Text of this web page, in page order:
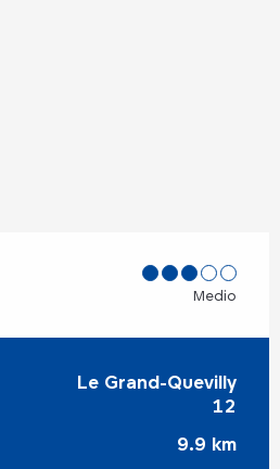
Medio
Le Grand-Quevilly
12
9.9 km